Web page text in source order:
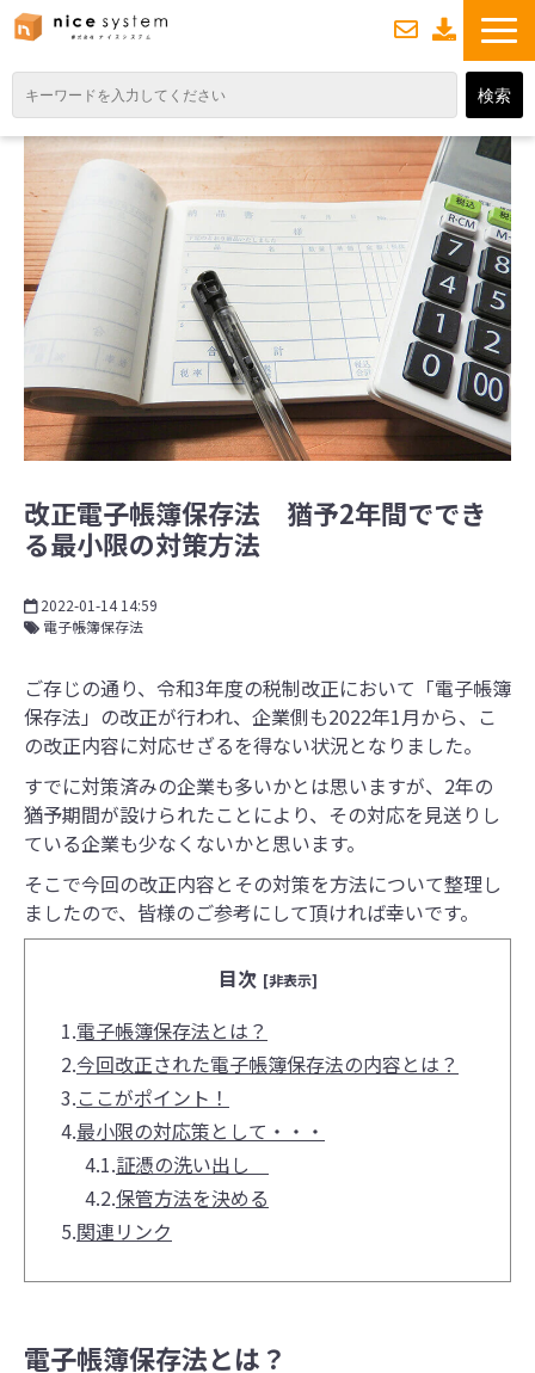
TOP
サービス紹介
業務DXソリューション
業務から探す
導入事例
業務のお悩みスッキリ通信
よくあるご質問
改正電子帳簿保存法 猶予2年間ででき
る最小限の対策方法
2022-01-14 14:59
電子帳簿保存法
ご存じの通り、令和3年度の税制改正において「電子帳簿
保存法」の改正が行われ、企業側も2022年1月から、こ
の改正内容に対応せざるを得ない状況となりました。
すでに対策済みの企業も多いかとは思いますが、2年の
猶予期間が設けられたことにより、その対応を見送りし
ている企業も少なくないかと思います。
そこで今回の改正内容とその対策を方法について整理し
ましたので、皆様のご参考にして頂ければ幸いです。
目次 [非表示]
1.電子帳簿保存法とは？
2.今回改正された電子帳簿保存法の内容とは？
3.ここがポイント！
4.最小限の対応策として・・・
4.1.証憑の洗い出し
4.2.保管方法を決める
5.関連リンク
電子帳簿保存法とは？